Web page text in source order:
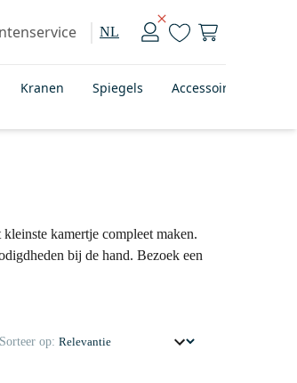
NL
Kranen Spiegels Accessoires
kamertje compleet maken.
bij de hand. Bezoek een
Sorteer op: